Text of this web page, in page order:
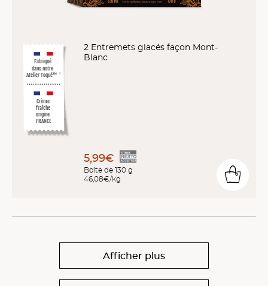
Fabriqué
dans notre
Atelier Toqué™
*
Crème
fraîche
origine
FRANCE
2 Entremets glacés façon Mont-
Blanc
5,99€
Boîte de 130 g
46,08€/kg
Afficher plus